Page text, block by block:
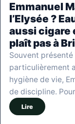
Emmanuel
l’Elysée ?
aussi cigare
plaît pas à
Souvent
particulièrement
hygiène de vie,
de discipline.
Lire